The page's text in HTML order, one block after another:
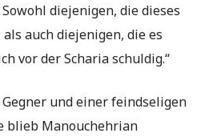
diejenigen, die dieses
auch diejenigen, die es
vor der Scharia schuldig.“
und einer feindseligen
blieb Manouchehrian